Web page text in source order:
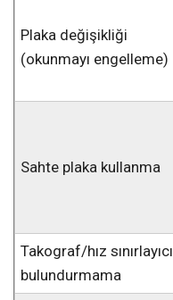
Plaka değişikliği
(okunmayı engelleme)
Sahte plaka kullanma
Takograf/hız sınırlayıcı
bulundurmama